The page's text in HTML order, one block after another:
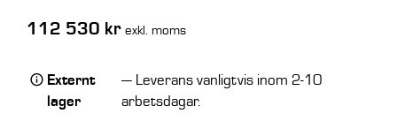
112 530 kr exkl. moms
Externt
lager
— Leverans vanligtvis inom 2-10
arbetsdagar.